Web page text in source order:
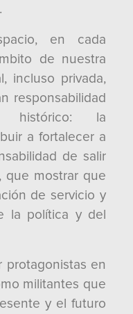
en cada
de nuestra
incluso privada,
responsabilidad
histórico: la
a fortalecer a
de salir
que mostrar que
de servicio y
la política y del
protagonistas en
militantes que
y el futuro